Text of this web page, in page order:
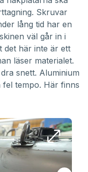
Skruvar
lång tid har en
väl går in i
det här inte är ett
läser materialet.
snett. Aluminium
tempo. Här finns